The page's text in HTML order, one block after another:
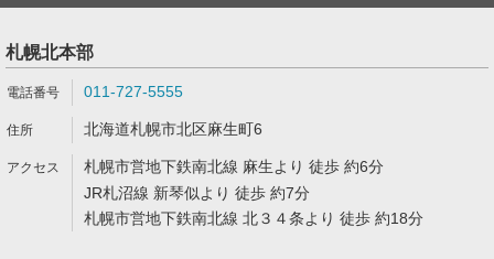
札幌北本部
011-727-5555
北海道札幌市北区麻生町6
札幌市営地下鉄南北線 麻生より 徒歩 約6分
JR札沼線 新琴似より 徒歩 約7分
札幌市営地下鉄南北線 北３４条より 徒歩 約18分